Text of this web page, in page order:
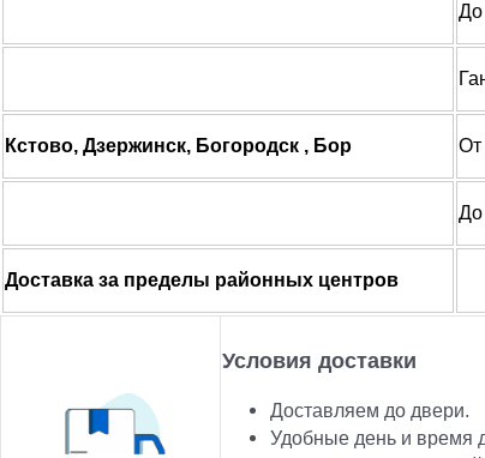
До
Кстово, Дзержинск, Богородск , Бор От
До
Доставка за пределы районных центров
Условия доставки
Доставляем до двери.
Удобные день и время